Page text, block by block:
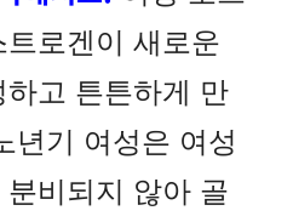
트로겐이 새로운
하고 튼튼하게 만
년기 여성은 여성
분비되지 않아 골